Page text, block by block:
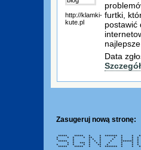
http://klamki-
kute.pl
furtki,
postawić
Data
Zasugeruj nową stronę:
***** ***** * * ******* *
* * * * ** * * *
* * * * * * *
***** * * * * *
* * *** * * * *
* * * * * ** * * *
***** ***** * * ******* * *